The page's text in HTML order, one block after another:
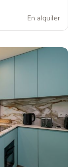
En alquiler